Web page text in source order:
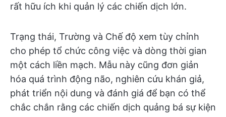
rất hữu ích khi quản lý các chiến dịch lớn.
Trạng thái, Trường và Chế độ xem tùy chỉnh
cho phép tổ chức công việc và dòng thời gian
một cách liền mạch. Mẫu này cũng đơn giản
hóa quá trình động não, nghiên cứu khán giả,
phát triển nội dung và đánh giá để bạn có thể
chắc chắn rằng các chiến dịch quảng bá sự kiện